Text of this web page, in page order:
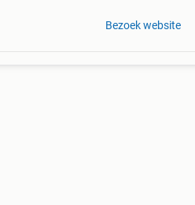
Bezoek website